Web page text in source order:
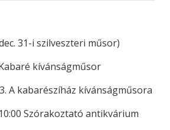
31-i szilveszteri műsor)
kívánságműsor
A kabarészíház kívánságműsora
Szórakoztató antikvárium